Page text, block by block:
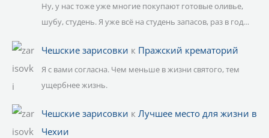
Ну, у нас тоже уже многие покупают готовые оливье,
шубу, студень. Я уже всё на студень запасов, раз в год…
Чешские зарисовки к Пражский крематорий
Я с вами согласна. Чем меньше в жизни святого, тем
ущербнее жизнь.
Чешские зарисовки к Лучшее место для жизни в
Чехии